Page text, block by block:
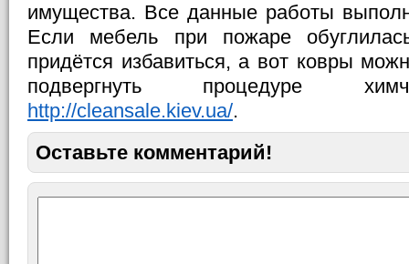
имущества. Все данные работы
Если мебель при пожаре
придётся избавиться, а вот ковры
подвергнуть процедуре
http://cleansale.kiev.ua/.
Оставьте комментарий!